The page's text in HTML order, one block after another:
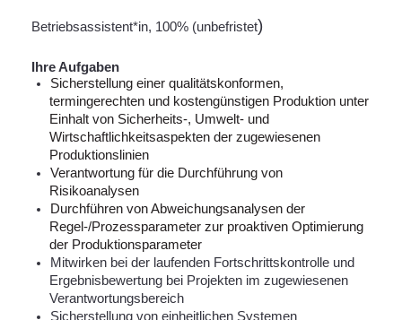
Betriebsassistent*in, 100% (unbefristet)
Ihre Aufgaben
Sicherstellung einer qualitätskonformen,
termingerechten und kostengünstigen Produktion unter
Einhalt von Sicherheits-, Umwelt- und
Wirtschaftlichkeitsaspekten der zugewiesenen
Produktionslinien
Verantwortung für die Durchführung von
Risikoanalysen
Durchführen von Abweichungsanalysen der
Regel-/Prozessparameter zur proaktiven Optimierung
der Produktionsparameter
Mitwirken bei der laufenden Fortschrittskontrolle und
Ergebnisbewertung bei Projekten im zugewiesenen
Verantwortungsbereich
Sicherstellung von einheitlichen Systemen